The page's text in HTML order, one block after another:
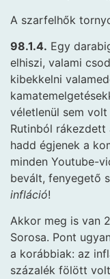
A szarfelhők
98.1.4. Egy
elhiszi, valami
kibekkelni
véletlenül sem
Rutinból rákezdett
hadd égjenek a
minden Youtube-
bevált, fenyegető
infláció!
Akkor meg is van
Sorosa. Pont
a korábbiak: az
százalék fölött